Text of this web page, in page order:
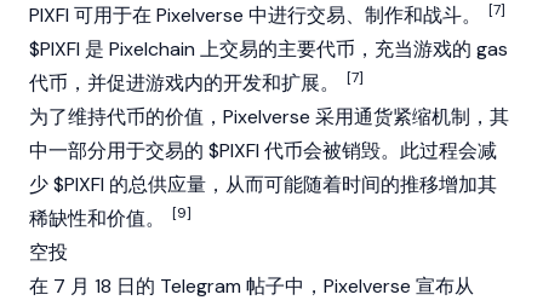
PIXFI 可用于在 Pixelverse 中进行交易、制作和战斗。
[7]
$PIXFI 是 Pixelchain 上交易的主要代币，充当游戏的 gas
代币，并促进游戏内的开发和扩展。
[7]
为了维持代币的价值，Pixelverse 采用通货紧缩机制，其
中一部分用于交易的 $PIXFI 代币会被销毁。此过程会减
少 $PIXFI 的总供应量，从而可能随着时间的推移增加其
稀缺性和价值。
[9]
空投
在 7 月 18 日的 Telegram 帖子中，Pixelverse 宣布从